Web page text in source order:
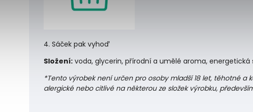
4. Sáček pak vyhoď
Složení: voda, glycerin, přírodní a umělé aroma,
*Tento výrobek není určen pro osoby mladší 18 let, těhotné
alergické nebo citlivé na některou ze složek výrobku,